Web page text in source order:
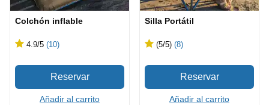
Colchón inflable
4.9/5 (10)
Añadir al carrito
Silla Portátil
(5/5) (8)
Añadir al carrito